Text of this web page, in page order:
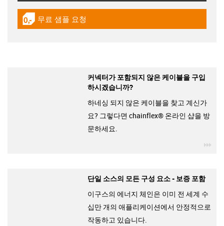
igus-icon-gratismuster
무료 샘플 요청
커넥터가 포함되지 않은 케이블을 구입
하시겠습니까?
하네싱 되지 않은 케이블을 찾고 계신가
요? 그렇다면 chainflex® 온라인 샵을 방
문하세요.
단일 소스의 모든 구성 요소 - 보증 포함
이구스의 에너지 체인은 이미 전 세계 수
십만 개의 애플리케이션에서 안정적으로
작동하고 있습니다.